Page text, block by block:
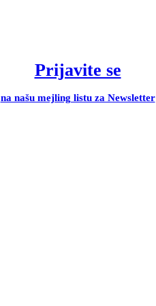
Prijavite se
na našu mejling listu za Newsletter